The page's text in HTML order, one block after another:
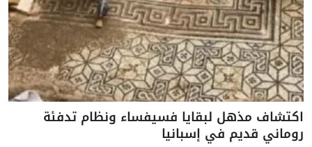
اكتشاف مذهل لبقايا فسيفساء ونظام تدفئة
روماني قديم في إسبانيا